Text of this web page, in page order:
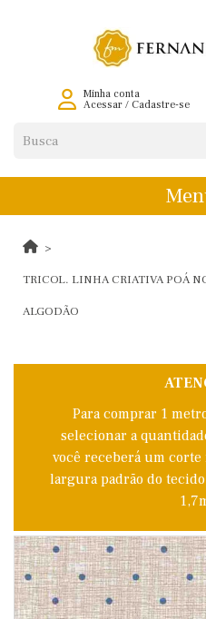
Minha conta
Acessar/ Cadastre-se
TRICOL. LINHA CRIATIVA POÁ
ALGODÃO
Para comprar 1
selecionar a
você receberá um
largura padrão do